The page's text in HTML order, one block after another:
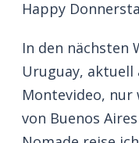
Happy
In den nächsten
Uruguay,
Montevideo,
von Buenos